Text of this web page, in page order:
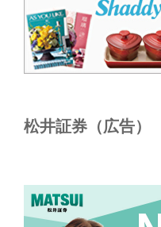
松井証券（広告）